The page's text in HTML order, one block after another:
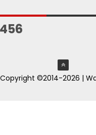
Copyright ©2014-2026 |